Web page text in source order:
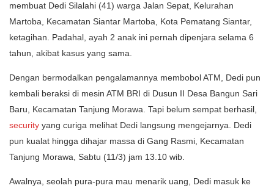
membuat Dedi Silalahi (41) warga Jalan Sepat, Kelurahan
Martoba, Kecamatan Siantar Martoba, Kota Pematang Siantar,
ketagihan. Padahal, ayah 2 anak ini pernah dipenjara selama 6
tahun, akibat kasus yang sama.
Dengan bermodalkan pengalamannya membobol ATM, Dedi pun
kembali beraksi di mesin ATM BRI di Dusun II Desa Bangun Sari
Baru, Kecamatan Tanjung Morawa. Tapi belum sempat berhasil,
security yang curiga melihat Dedi langsung mengejarnya. Dedi
pun kualat hingga dihajar massa di Gang Rasmi, Kecamatan
Tanjung Morawa, Sabtu (11/3) jam 13.10 wib.
Awalnya, seolah pura-pura mau menarik uang, Dedi masuk ke